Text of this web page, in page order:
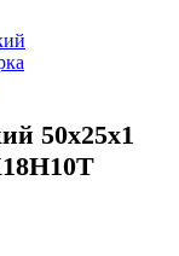
50х25х1